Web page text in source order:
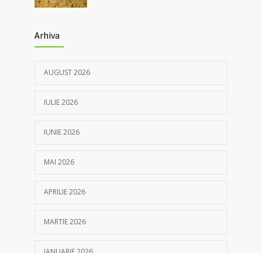
Arhiva
AUGUST 2026
IULIE 2026
IUNIE 2026
MAI 2026
APRILIE 2026
MARTIE 2026